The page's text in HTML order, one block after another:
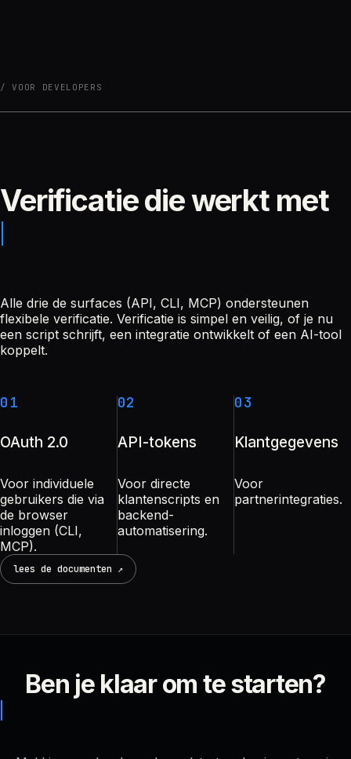
VOOR DEVELOPERS
Verificatie die werkt met
Alle drie de surfaces (API, CLI, MCP) ondersteunen
flexibele verificatie. Verificatie is simpel en veilig, of je nu
een script schrijft, een integratie ontwikkelt of een AI-tool
koppelt.
01
OAuth 2.0
Voor individuele
gebruikers die via
de browser
inloggen (CLI,
MCP).
02
API-tokens
Voor directe
klantenscripts en
backend-
automatisering.
03
Klantgegevens
Voor
partnerintegraties.
lees de documenten ↗
Ben je klaar om te starten?